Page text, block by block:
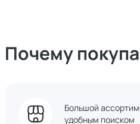
Почему
Большой
удобным поиском